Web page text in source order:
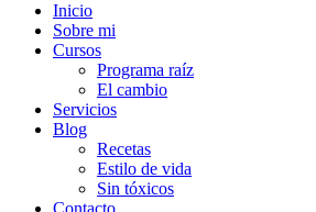
Inicio
Sobre mi
Cursos
Programa raíz
El cambio
Servicios
Blog
Recetas
Estilo de vida
Sin tóxicos